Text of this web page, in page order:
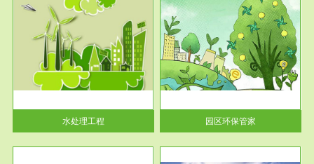
水处理工程
服务范围
园区环保管家
2016 年 4 月，环保部下发《关
于积极发挥环境保护作用促进供
给侧结...
园区环保管家